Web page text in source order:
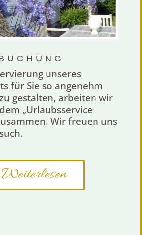
unseres
für Sie so angenehm
gestalten, arbeiten wir
„Urlaubsservice
Wir freuen uns
Besuch.
Weiterlesen